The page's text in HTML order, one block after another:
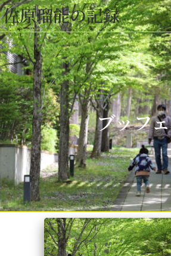
佐原瑠能の記録
ブッフェ